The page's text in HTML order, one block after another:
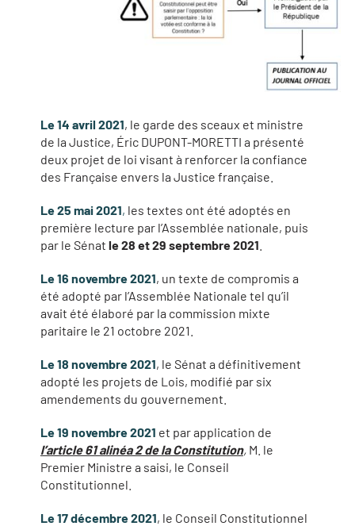
Le 14 avril 2021, le garde des sceaux et ministre
de la Justice, Éric DUPONT-MORETTI a présenté
deux projet de loi visant à renforcer la confiance
des Française envers la Justice française.
Le 25 mai 2021, les textes ont été adoptés en
première lecture par l’Assemblée nationale, puis
par le Sénat le 28 et 29 septembre 2021
Le 16 novembre 2021, un texte de compromis a
été adopté par l’Assemblée Nationale tel qu’il
avait été élaboré par la commission mixte
paritaire le 21 octobre 2021.
Le 18 novembre 2021, le Sénat a définitivement
adopté les projets de Lois, modifié par six
amendements du gouvernement.
Le 19 novembre 2021 et par application de
l’article 61 alinéa 2 de la Constitution,M. le
Premier Ministre a saisi, le Conseil
Constitutionnel.
Le 17 décembre 2021, le Conseil Constitutionnel